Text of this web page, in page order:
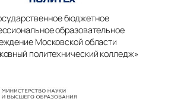
бюджетное
образовательное
Московской области
политехнический колледж»